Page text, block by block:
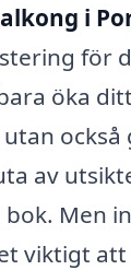
i
för
öka ditt
också
av
Men
viktigt